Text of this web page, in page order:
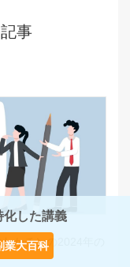
事
かチンの2024年の
化した講義